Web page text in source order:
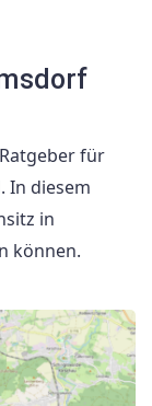
für
In diesem
in
können.